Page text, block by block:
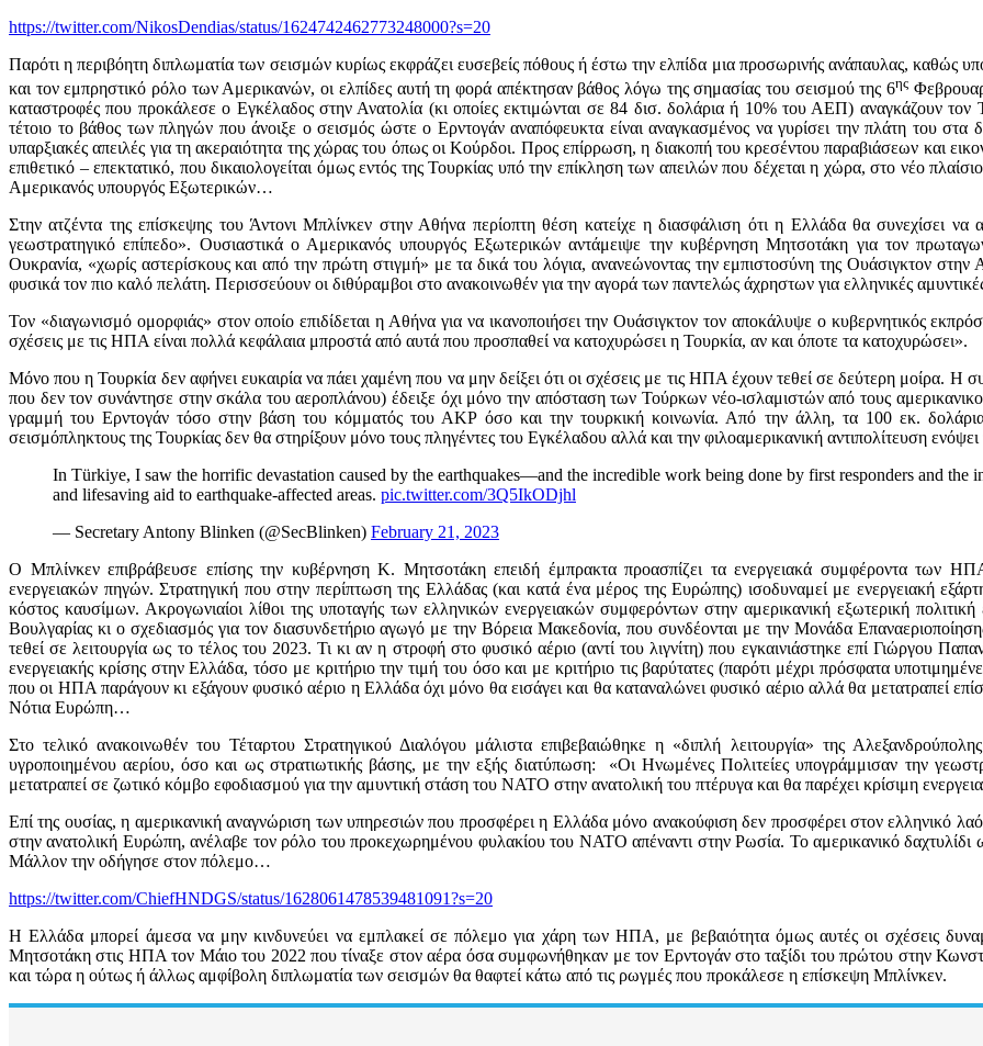
https://twitter.com/NikosDendias/status/1624742462773248000?s=20
Παρότι η περιβόητη διπλωματία των σεισμών κυρίως εκφράζει ευσεβείς πόθους ή έστω την ελπίδα μια προσωρινής ανάπαυλας, καθώς
και τον εμπρηστικό ρόλο των Αμερικανών, οι ελπίδες αυτή τη φορά απέκτησαν βάθος λόγω της σημασίας του σεισμού της 6ης
καταστροφές που προκάλεσε ο Εγκέλαδος στην Ανατολία (κι οποίες εκτιμώνται σε 84 δισ. δολάρια ή 10% του ΑΕΠ) αναγκάζουν
τέτοιο το βάθος των πληγών που άνοιξε ο σεισμός ώστε ο Ερντογάν αναπόφευκτα είναι αναγκασμένος να γυρίσει την πλάτη του στα
υπαρξιακές απειλές για τη ακεραιότητα της χώρας του όπως οι Κούρδοι. Προς επίρρωση, η διακοπή του κρεσέντου παραβιάσεων και
επιθετικό – επεκτατικό, που δικαιολογείται όμως εντός της Τουρκίας υπό την επίκληση των απειλών που δέχεται η χώρα, στο νέο
Αμερικανός υπουργός Εξωτερικών…
Στην ατζέντα της επίσκεψης του Άντονι Μπλίνκεν στην Αθήνα περίοπτη θέση κατείχε η διασφάλιση ότι η Ελλάδα θα συνεχίσει
γεωστρατηγικό επίπεδο». Ουσιαστικά ο Αμερικανός υπουργός Εξωτερικών αντάμειψε την κυβέρνηση Μητσοτάκη για τον
Ουκρανία, «χωρίς αστερίσκους και από την πρώτη στιγμή» με τα δικά του λόγια, ανανεώνοντας την εμπιστοσύνη της Ουάσιγκτον
φυσικά τον πιο καλό πελάτη. Περισσεύουν οι διθύραμβοι στο ανακοινωθέν για την αγορά των παντελώς άχρηστων για ελληνικές
Τον «διαγωνισμό ομορφιάς» στον οποίο επιδίδεται η Αθήνα για να ικανοποιήσει την Ουάσιγκτον τον αποκάλυψε ο κυβερνητικός
σχέσεις με τις ΗΠΑ είναι πολλά κεφάλαια μπροστά από αυτά που προσπαθεί να κατοχυρώσει η Τουρκία, αν και όποτε τα κατοχυρώσει».
Μόνο που η Τουρκία δεν αφήνει ευκαιρία να πάει χαμένη που να μην δείξει ότι οι σχέσεις με τις ΗΠΑ έχουν τεθεί σε δεύτερη μοίρα.
που δεν τον συνάντησε στην σκάλα του αεροπλάνου) έδειξε όχι μόνο την απόσταση των Τούρκων νέο-ισλαμιστών από τους
γραμμή του Ερντογάν τόσο στην βάση του κόμματός του ΑΚΡ όσο και την τουρκική κοινωνία. Από την άλλη, τα 100 εκ.
σεισμόπληκτους της Τουρκίας δεν θα στηρίξουν μόνο τους πληγέντες του Εγκέλαδου αλλά και την φιλοαμερικανική αντιπολίτευση
In Türkiye, I saw the horrific devastation caused by the earthquakes—and the incredible work being done by first responders and
and lifesaving aid to earthquake-affected areas. pic.twitter.com/3Q5IkODjhl
— Secretary Antony Blinken (@SecBlinken) February 21, 2023
Ο Μπλίνκεν επιβράβευσε επίσης την κυβέρνηση Κ. Μητσοτάκη επειδή έμπρακτα προασπίζει τα ενεργειακά συμφέροντα των
ενεργειακών πηγών. Στρατηγική που στην περίπτωση της Ελλάδας (και κατά ένα μέρος της Ευρώπης) ισοδυναμεί με ενεργειακή
κόστος καυσίμων. Ακρογωνιαίοι λίθοι της υποταγής των ελληνικών ενεργειακών συμφερόντων στην αμερικανική εξωτερική
Βουλγαρίας κι ο σχεδιασμός για τον διασυνδετήριο αγωγό με την Βόρεια Μακεδονία, που συνδέονται με την Μονάδα
τεθεί σε λειτουργία ως το τέλος του 2023. Τι κι αν η στροφή στο φυσικό αέριο (αντί του λιγνίτη) που εγκαινιάστηκε επί Γιώργου
ενεργειακής κρίσης στην Ελλάδα, τόσο με κριτήριο την τιμή του όσο και με κριτήριο τις βαρύτατες (παρότι μέχρι πρόσφατα
που οι ΗΠΑ παράγουν κι εξάγουν φυσικό αέριο η Ελλάδα όχι μόνο θα εισάγει και θα καταναλώνει φυσικό αέριο αλλά θα μετατραπεί
Νότια Ευρώπη…
Στο τελικό ανακοινωθέν του Τέταρτου Στρατηγικού Διαλόγου μάλιστα επιβεβαιώθηκε η «διπλή λειτουργία» της
υγροποιημένου αερίου, όσο και ως στρατιωτικής βάσης, με την εξής διατύπωση: «Οι Ηνωμένες Πολιτείες υπογράμμισαν την
μετατραπεί σε ζωτικό κόμβο εφοδιασμού για την αμυντική στάση του ΝΑΤΟ στην ανατολική του πτέρυγα και θα παρέχει κρίσιμη
Επί της ουσίας, η αμερικανική αναγνώριση των υπηρεσιών που προσφέρει η Ελλάδα μόνο ανακούφιση δεν προσφέρει στον ελληνικό
στην ανατολική Ευρώπη, ανέλαβε τον ρόλο του προκεχωρημένου φυλακίου του ΝΑΤΟ απέναντι στην Ρωσία. Το αμερικανικό
Μάλλον την οδήγησε στον πόλεμο…
https://twitter.com/ChiefHNDGS/status/1628061478539481091?s=20
Η Ελλάδα μπορεί άμεσα να μην κινδυνεύει να εμπλακεί σε πόλεμο για χάρη των ΗΠΑ, με βεβαιότητα όμως αυτές οι σχέσεις
Μητσοτάκη στις ΗΠΑ τον Μάιο του 2022 που τίναξε στον αέρα όσα συμφωνήθηκαν με τον Ερντογάν στο ταξίδι του πρώτου στην
και τώρα η ούτως ή άλλως αμφίβολη διπλωματία των σεισμών θα θαφτεί κάτω από τις ρωγμές που προκάλεσε η επίσκεψη Μπλίνκεν.